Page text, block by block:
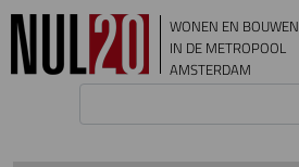
Overslaan en naar de inhoud gaan
WONEN EN BOUWEN
IN DE METROPOOL
AMSTERDAM